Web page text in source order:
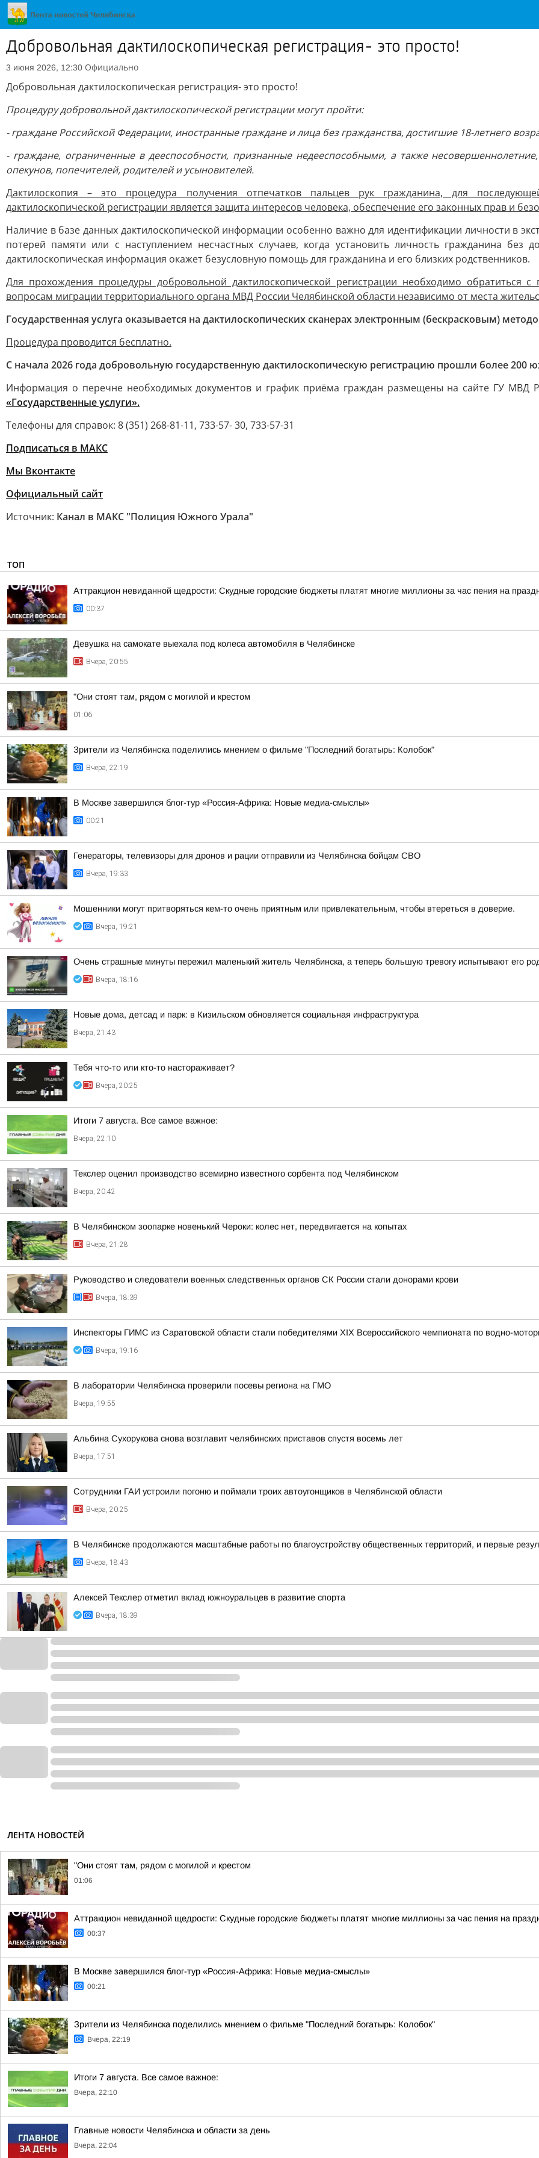
Добровольная дактилоскопическая регистрация- это просто!
3 июня 2026, 12:30 Официально
Добровольная дактилоскопическая регистрация- это просто!
Процедуру добровольной дактилоскопической регистрации могут пройти:
- граждане Российской Федерации, иностранные граждане и лица без гражданства, достигшие 18-летнего
- граждане, ограниченные в дееспособности, признанные недееспособными, а также
опекунов, попечителей, родителей и усыновителей.
Дактилоскопия – это процедура получения отпечатков пальцев рук гражданина, для
дактилоскопической регистрации является защита интересов человека, обеспечение его законных прав и
Наличие в базе данных дактилоскопической информации особенно важно для идентификации личности в
потерей памяти или с наступлением несчастных случаев, когда установить личность гражданина без
дактилоскопическая информация окажет безусловную помощь для гражданина и его близких родственников.
Для прохождения процедуры добровольной дактилоскопической регистрации необходимо обратиться
вопросам миграции территориального органа МВД России Челябинской области независимо от места
Государственная услуга оказывается на дактилоскопических сканерах электронным (бескрасковым)
Процедура проводится бесплатно.
С начала 2026 года добровольную государственную дактилоскопическую регистрацию прошли более 200
Информация о перечне необходимых документов и график приёма граждан размещены на сайте ГУ МВД
«Государственные услуги».
Телефоны для справок: 8 (351) 268-81-11, 733-57- 30, 733-57-31
Подписаться в МАКС
Мы Вконтакте
Официальный сайт
Источник: Канал в МАКС "Полиция Южного Урала"
ТОП
Аттракцион невиданной щедрости: Скудные городские бюджеты платят многие миллионы за час пения на
00:37
Девушка на самокате выехала под колеса автомобиля в Челябинске
Вчера, 20:55
"Они стоят там, рядом с могилой и крестом
01:06
Зрители из Челябинска поделились мнением о фильме "Последний богатырь: Колобок"
Вчера, 22:19
В Москве завершился блог-тур «Россия-Африка: Новые медиа-смыслы»
00:21
Генераторы, телевизоры для дронов и рации отправили из Челябинска бойцам СВО
Вчера, 19:33
Мошенники могут притворяться кем-то очень приятным или привлекательным, чтобы втереться в доверие.
Вчера, 19:21
Очень страшные минуты пережил маленький житель Челябинска, а теперь большую тревогу испытывают его
Вчера, 18:16
Новые дома, детсад и парк: в Кизильском обновляется социальная инфраструктура
Вчера, 21:43
Тебя что-то или кто-то настораживает?
Вчера, 20:25
Итоги 7 августа. Все самое важное:
Вчера, 22:10
Текслер оценил производство всемирно известного сорбента под Челябинском
Вчера, 20:42
В Челябинском зоопарке новенький Чероки: колес нет, передвигается на копытах
Вчера, 21:28
Руководство и следователи военных следственных органов СК России стали донорами крови
Вчера, 18:39
Инспекторы ГИМС из Саратовской области стали победителями XIX Всероссийского чемпионата по водно-
Вчера, 19:16
В лаборатории Челябинска проверили посевы региона на ГМО
Вчера, 19:55
Альбина Сухорукова снова возглавит челябинских приставов спустя восемь лет
Вчера, 17:51
Сотрудники ГАИ устроили погоню и поймали троих автоугонщиков в Челябинской области
Вчера, 20:25
В Челябинске продолжаются масштабные работы по благоустройству общественных территорий, и первые
Вчера, 18:43
Алексей Текслер отметил вклад южноуральцев в развитие спорта
Вчера, 18:39
ЛЕНТА НОВОСТЕЙ
"Они стоят там, рядом с могилой и крестом
01:06
Аттракцион невиданной щедрости: Скудные городские бюджеты платят многие миллионы за час пения на
00:37
В Москве завершился блог-тур «Россия-Африка: Новые медиа-смыслы»
00:21
Зрители из Челябинска поделились мнением о фильме "Последний богатырь: Колобок"
Вчера, 22:19
Итоги 7 августа. Все самое важное:
Вчера, 22:10
Главные новости Челябинска и области за день
Вчера, 22:04